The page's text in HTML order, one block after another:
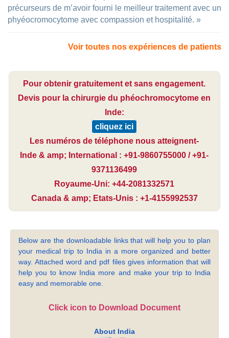
précurseurs de m’avoir fourni le meilleur traitement avec un
phyéocromocytome avec compassion et hospitalité. »
Voir toutes nos expériences de patients
Pour obtenir gratuitement et sans engagement.
Devis pour la chirurgie du phéochromocytome en
Inde:
cliquez ici
Les numéros de téléphone nous atteignent-
Inde & amp; International : +91-9860755000 / +91-
9371136499
Royaume-Uni: +44-2081332571
Canada & amp; Etats-Unis : +1-4155992537
Below are the downloadable links that will help you to plan
your medical trip to India in a more organized and better
way. Attached word and pdf files gives information that will
help you to know India more and make your trip to India
easy and memorable one.
Click icon to Download Document
About India